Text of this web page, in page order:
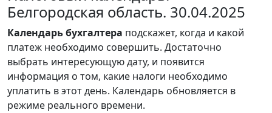
Белгородская область. 30.04.2025
Календарьбухгалтера подскажет, когда и какой
платеж необходимо совершить. Достаточно
выбрать интересующую дату, и появится
информация о том, какие налоги необходимо
уплатить в этот день. Календарь обновляется в
режиме реального времени.